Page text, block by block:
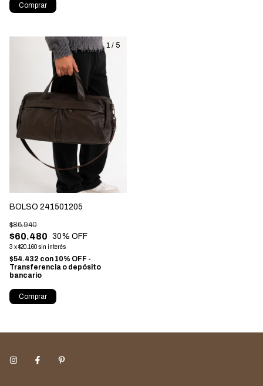
Comprar
1 / 5
BOLSO 241501205
$60.480
$86.940
30% OFF
3 x$20.160sin interés
$54.432 con 10% OFF -
Transferencia o depósito
bancario
Comprar